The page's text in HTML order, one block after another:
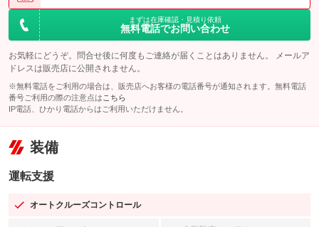
まずは在庫確認・見積り依頼
無料電話でお問い合わせ
お気軽にどうぞ。問合せ後に何度もご連絡が届くことはありません。 メールア
ドレスは販売店に公開されません。
※無料電話をご利用の場合は、販売店へお客様の電話番号が通知されます。無料電話
番号ご利用の際の注意点は こちら
IP電話、ひかり電話からはご利用いただけません。
装備
運転支援
オートクルーズコントロール
：装備あり